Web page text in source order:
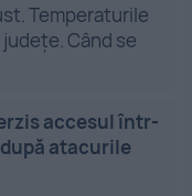
Temperaturile
Când se
accesul într-
atacurile